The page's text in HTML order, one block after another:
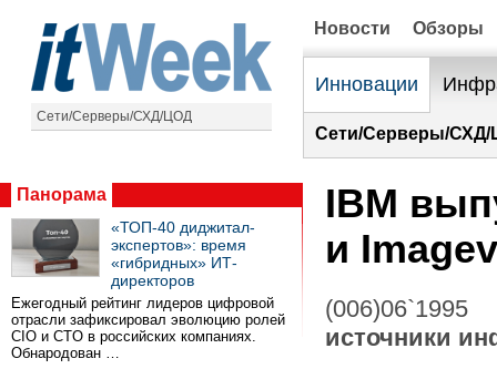
Сети/Серверы/СХД/ЦОД
Новости Обзоры
Инновации
Сети/Серверы/
Панорама
«ТОП-40 диджитал-
экспертов»: время
«гибридных» ИТ-
директоров
Ежегодный рейтинг лидеров цифровой
отрасли зафиксировал эволюцию ролей
CIO и CTO в российских компаниях.
Обнародован …
IBM
и
(006)06`1995
источники